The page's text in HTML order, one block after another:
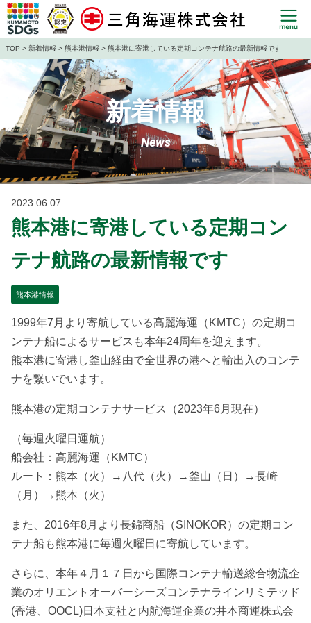
TOP > 新着情報 > 熊本港情報 > 熊本港に寄港している定期コンテナ航路の最新情報です
新着情報
News
2023.06.07
熊本港に寄港している定期コン
テナ航路の最新情報です
熊本港情報
1999年7月より寄航している高麗海運（KMTC）の定期コ
ンテナ船によるサービスも本年24周年を迎えます。
熊本港に寄港し釜山経由で全世界の港へと輸出入のコンテ
ナを繋いでいます。
熊本港の定期コンテナサービス（2023年6月現在）
（毎週火曜日運航）
船会社：高麗海運（KMTC）
ルート：熊本（火）→八代（火）→釜山（日）→長崎
（月）→熊本（火）
また、2016年8月より長錦商船（SINOKOR）の定期コン
テナ船も熊本港に毎週火曜日に寄航しています。
さらに、本年４月１７日から国際コンテナ輸送総合物流企
業のオリエントオーバーシーズコンテナラインリミテッド
(香港、OOCL)日本支社と内航海運企業の井本商運株式会